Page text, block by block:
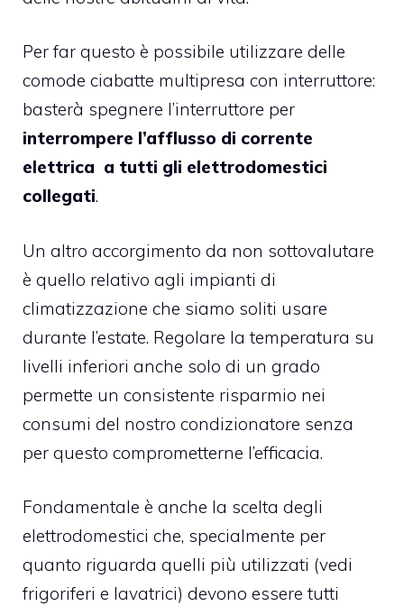
Per far questo è possibile utilizzare delle
comode ciabatte multipresa con interruttore:
basterà spegnere l’interruttore per
interrompere l’afflusso di corrente
elettrica a tutti gli elettrodomestici
collegati.
Un altro accorgimento da non sottovalutare
è quello relativo agli impianti di
climatizzazione che siamo soliti usare
durante l’estate. Regolare la temperatura su
livelli inferiori anche solo di un grado
permette un consistente risparmio nei
consumi del nostro condizionatore senza
per questo comprometterne l’efficacia.
Fondamentale è anche la scelta degli
elettrodomestici che, specialmente per
quanto riguarda quelli più utilizzati (vedi
frigoriferi e lavatrici) devono essere tutti